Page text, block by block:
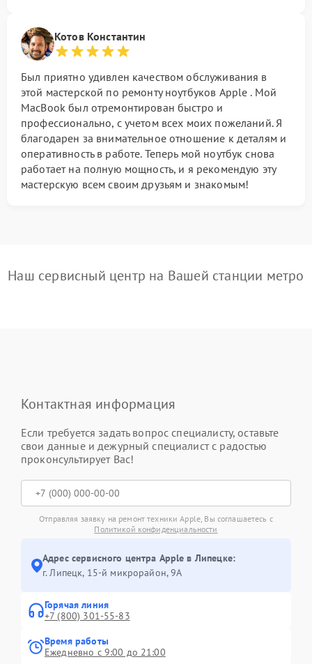
Котов Константин
Был приятно удивлен качеством обслуживания в
этой мастерской по ремонту ноутбуков Apple . Мой
MacBook был отремонтирован быстро и
профессионально, с учетом всех моих пожеланий. Я
благодарен за внимательное отношение к деталям и
оперативность в работе. Теперь мой ноутбук снова
работает на полную мощность, и я рекомендую эту
мастерскую всем своим друзьям и знакомым!
Наш сервисный центр на Вашей станции метро
Контактная информация
Если требуется задать вопрос специалисту, оставьте
свои данные и дежурный специалист с радостью
проконсультирует Вас!
Отправляя заявку на ремонт техники Apple, Вы соглашаетесь с
Политикой конфиденциальности
Адрес сервисного центра Apple в Липецке:
г. Липецк, 15-й микрорайон, 9А
Горячая линия
+7 (800) 301-55-83
Время работы
Ежедневно с 9:00 до 21:00